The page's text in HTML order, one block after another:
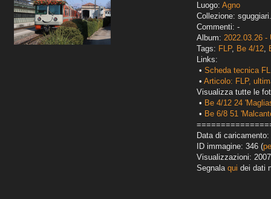
Luogo: Agno
Collezione:
Commenti: -
Album: 2022.03.26 -
Tags: FLP, Be 4/12,
Links:
• Scheda tecnica
• Articolo: FLP,
Visualizza tutte le
• Be 4/12 24
• Be 6/8 51
Data di
ID immagine: 346 (
Visualizzazioni: 2007
Segnala qui dei dati